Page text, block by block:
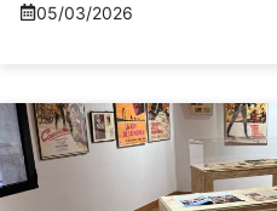
05/03/2026